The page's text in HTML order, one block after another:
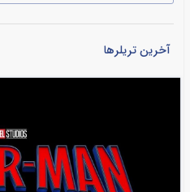
آخرین تریلرها